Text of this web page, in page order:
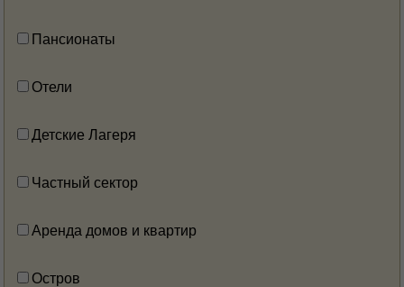
Пансионаты
Отели
Детские Лагеря
Частный сектор
Аренда домов и квартир
Остров